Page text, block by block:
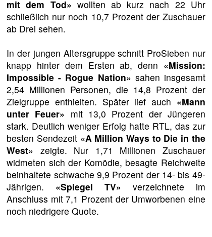
mit dem Tod» wollten ab kurz nach 22 Uhr
schließlich nur noch 10,7 Prozent der Zuschauer
ab Drei sehen.
In der jungen Altersgruppe schnitt ProSieben nur
knapp hinter dem Ersten ab, denn «Mission:
Impossible - Rogue Nation» sahen insgesamt
2,54 Millionen Personen, die 14,8 Prozent der
Zielgruppe enthielten. Später lief auch «Mann
unter Feuer» mit 13,0 Prozent der Jüngeren
stark. Deutlich weniger Erfolg hatte RTL, das zur
besten Sendezeit «A Million Ways to Die in the
West» zeigte. Nur 1,71 Millionen Zuschauer
widmeten sich der Komödie, besagte Reichweite
beinhaltete schwache 9,9 Prozent der 14- bis 49-
Jährigen. «Spiegel TV» verzeichnete im
Anschluss mit 7,1 Prozent der Umworbenen eine
noch niedrigere Quote.